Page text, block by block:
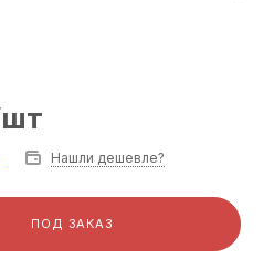
Нашли дешевле?
ПОД ЗАКАЗ